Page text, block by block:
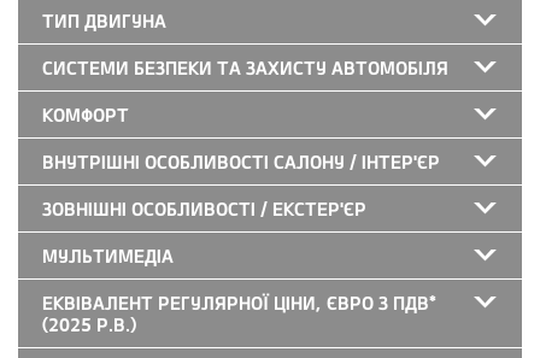
ТИП ДВИГУНА
СИСТЕМИ БЕЗПЕКИ ТА ЗАХИСТУ АВТОМОБІЛЯ
КОМФОРТ
ВНУТРІШНІ ОСОБЛИВОСТІ САЛОНУ / ІНТЕР'ЄР
ЗОВНІШНІ ОСОБЛИВОСТІ / ЕКСТЕР'ЄР
МУЛЬТИМЕДІА
ЕКВІВАЛЕНТ РЕГУЛЯРНОЇ ЦІНИ, ЄВРО З ПДВ*
(2025 Р.В.)